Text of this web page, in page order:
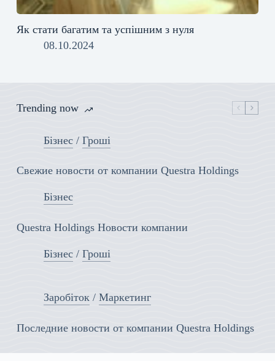
Як стати багатим та успішним з нуля
08.10.2024
Trending now
Бізнес/ Гроші
Свежие новости от компании Questra Holdings
Бізнес
Questra Holdings Новости компании
Бізнес/ Гроші
Заробіток/ Маркетинг
Последние новости от компании Questra Holdings